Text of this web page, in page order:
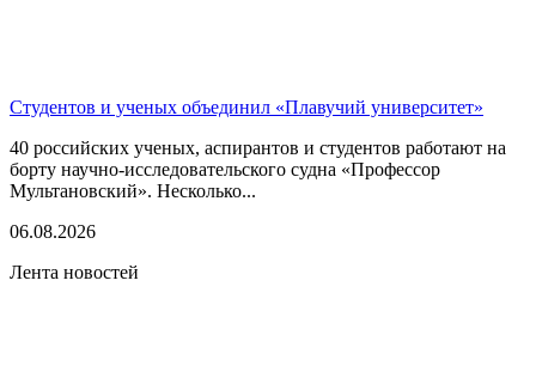
Студентов и ученых объединил «Плавучий университет»
40 российских ученых, аспирантов и студентов работают на
борту научно-исследовательского судна «Профессор
Мультановский». Несколько...
06.08.2026
Лента новостей